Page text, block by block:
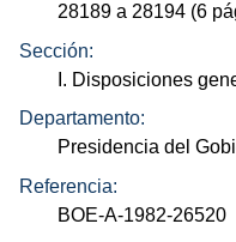
28189 a 28194 (6
Sección:
I. Disposiciones
Departamento:
Presidencia del
Referencia:
BOE-A-1982-26520